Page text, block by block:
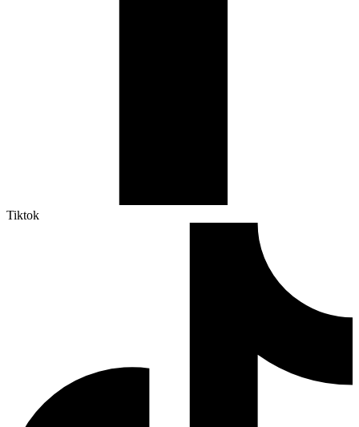
Tiktok